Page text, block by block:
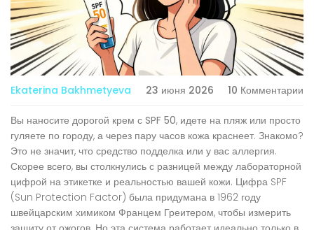
Ekaterina Bakhmetyeva 23 июня 2026 10 Комментарии
Вы наносите дорогой крем с SPF 50, идете на пляж или просто
гуляете по городу, а через пару часов кожа краснеет. Знакомо?
Это не значит, что средство подделка или у вас аллергия.
Скорее всего, вы столкнулись с разницей между лабораторной
цифрой на этикетке и реальностью вашей кожи. Цифра SPF
(Sun Protection Factor) была придумана в 1962 году
швейцарским химиком Францем Греитером, чтобы измерить